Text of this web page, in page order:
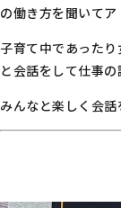
の働き方を聞いてア
子育て中であった
と会話をして仕事の
みんなと楽しく会話